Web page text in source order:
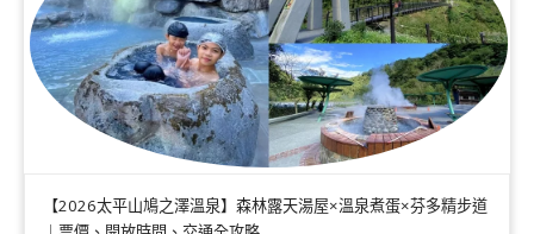
【2026太平山鳩之澤溫泉】森林露天湯屋×溫泉煮蛋×芬多精步道